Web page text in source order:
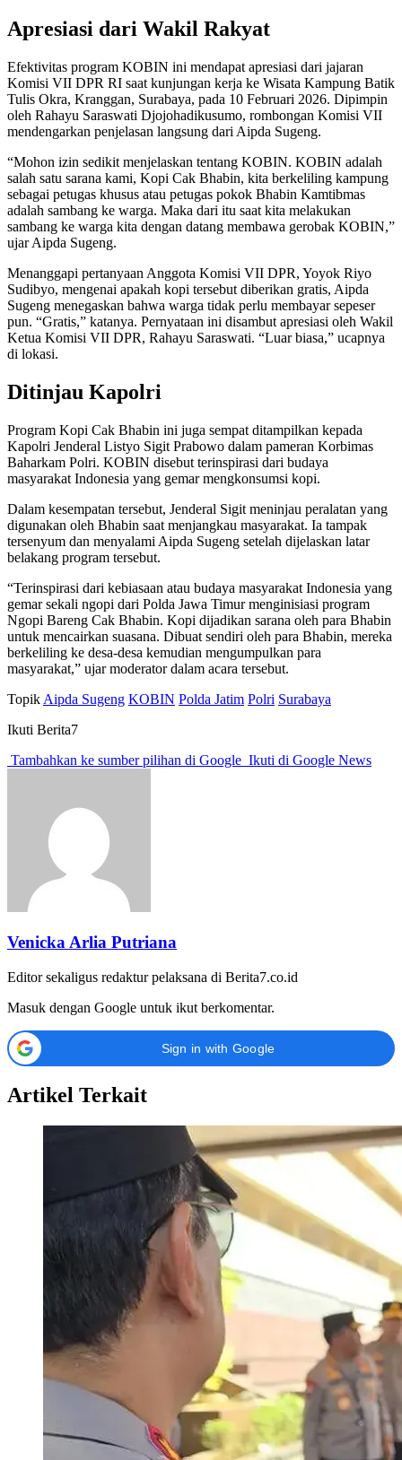
Apresiasi dari Wakil Rakyat
Efektivitas program KOBIN ini mendapat apresiasi dari jajaran
Komisi VII DPR RI saat kunjungan kerja ke Wisata Kampung Batik
Tulis Okra, Kranggan, Surabaya, pada 10 Februari 2026. Dipimpin
oleh Rahayu Saraswati Djojohadikusumo, rombongan Komisi VII
mendengarkan penjelasan langsung dari Aipda Sugeng.
“Mohon izin sedikit menjelaskan tentang KOBIN. KOBIN adalah
salah satu sarana kami, Kopi Cak Bhabin, kita berkeliling kampung
sebagai petugas khusus atau petugas pokok Bhabin Kamtibmas
adalah sambang ke warga. Maka dari itu saat kita melakukan
sambang ke warga kita dengan datang membawa gerobak KOBIN,”
ujar Aipda Sugeng.
Menanggapi pertanyaan Anggota Komisi VII DPR, Yoyok Riyo
Sudibyo, mengenai apakah kopi tersebut diberikan gratis, Aipda
Sugeng menegaskan bahwa warga tidak perlu membayar sepeser
pun. “Gratis,” katanya. Pernyataan ini disambut apresiasi oleh Wakil
Ketua Komisi VII DPR, Rahayu Saraswati. “Luar biasa,” ucapnya
di lokasi.
Ditinjau Kapolri
Program Kopi Cak Bhabin ini juga sempat ditampilkan kepada
Kapolri Jenderal Listyo Sigit Prabowo dalam pameran Korbimas
Baharkam Polri. KOBIN disebut terinspirasi dari budaya
masyarakat Indonesia yang gemar mengkonsumsi kopi.
Dalam kesempatan tersebut, Jenderal Sigit meninjau peralatan yang
digunakan oleh Bhabin saat menjangkau masyarakat. Ia tampak
tersenyum dan menyalami Aipda Sugeng setelah dijelaskan latar
belakang program tersebut.
“Terinspirasi dari kebiasaan atau budaya masyarakat Indonesia yang
gemar sekali ngopi dari Polda Jawa Timur menginisiasi program
Ngopi Bareng Cak Bhabin. Kopi dijadikan sarana oleh para Bhabin
untuk mencairkan suasana. Dibuat sendiri oleh para Bhabin, mereka
berkeliling ke desa-desa kemudian mengumpulkan para
masyarakat,” ujar moderator dalam acara tersebut.
Topik Aipda Sugeng KOBIN Polda Jatim Polri Surabaya
Ikuti Berita7
Tambahkan ke sumber pilihan di Google Ikuti di Google News
Venicka Arlia Putriana
Editor sekaligus redaktur pelaksana di Berita7.co.id
Masuk dengan Google untuk ikut berkomentar.
Sign in with Google
Artikel Terkait